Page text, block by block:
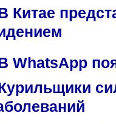
Китае
WhatsApp